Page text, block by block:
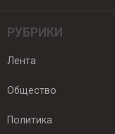
РУБРИКИ
Лента
Общество
Политика